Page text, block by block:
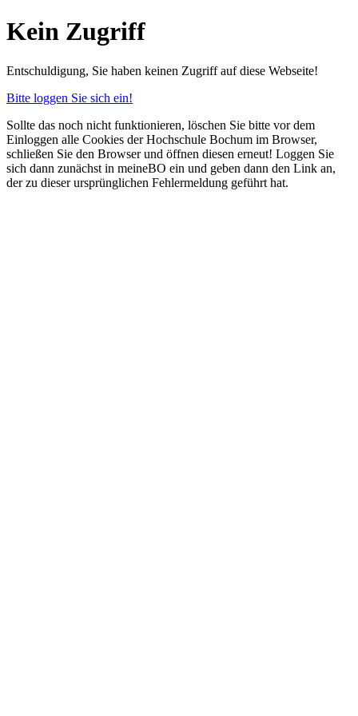
Kein Zugriff
Entschuldigung, Sie haben keinen Zugriff auf diese Webseite!
Bitte loggen Sie sich ein!
Sollte das noch nicht funktionieren, löschen Sie bitte vor dem
Einloggen alle Cookies der Hochschule Bochum im Browser,
schließen Sie den Browser und öffnen diesen erneut! Loggen Sie
sich dann zunächst in meineBO ein und geben dann den Link an,
der zu dieser ursprünglichen Fehlermeldung geführt hat.